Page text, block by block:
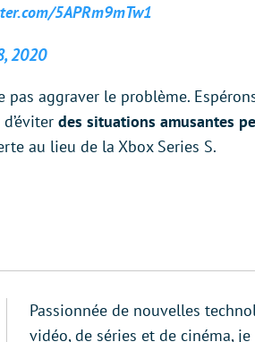
5APRm9mTw1
2020
pas aggraver le problème.
des situations amusantes
au lieu de la Xbox Series S.
Passionnée de nouvelles
vidéo, de séries et de cinéma, je